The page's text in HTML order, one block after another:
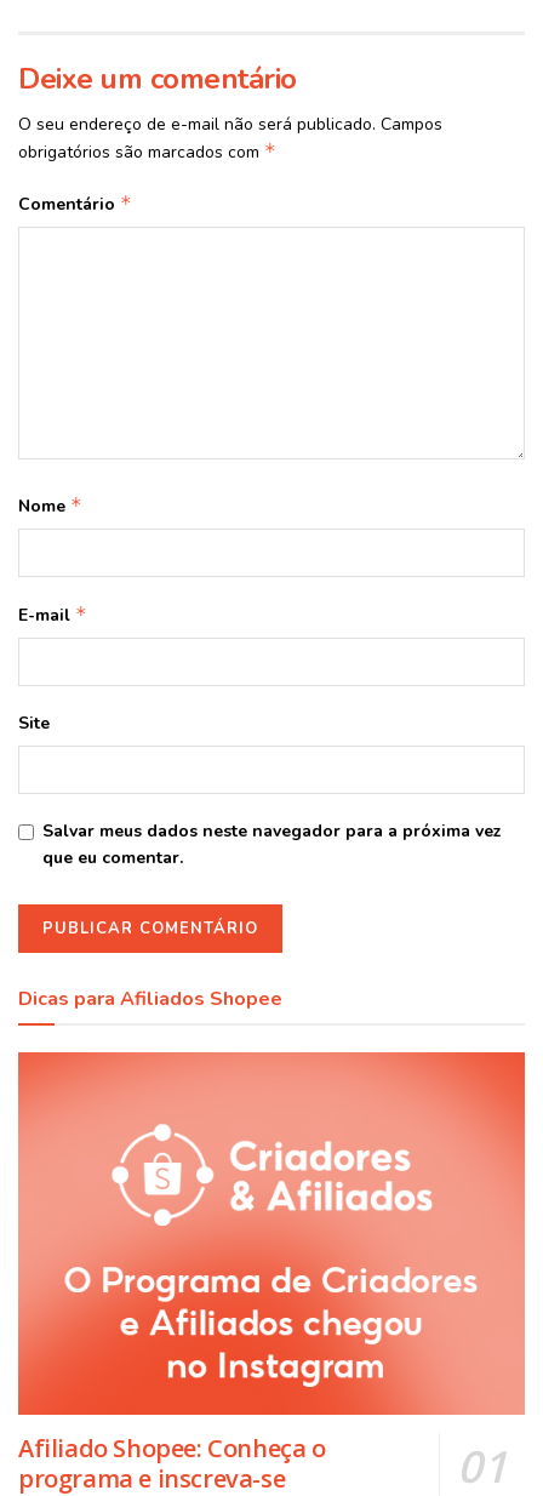
Deixe um comentário
O seu endereço de e-mail não será publicado. Campos
obrigatórios são marcados com *
Comentário *
Nome *
E-mail *
Site
Salvar meus dados neste navegador para a próxima vez
que eu comentar.
Dicas para Afiliados Shopee
Afiliado Shopee: Conheça o
programa e inscreva-se